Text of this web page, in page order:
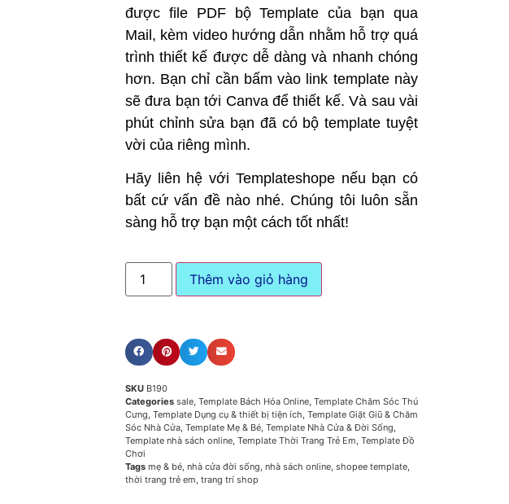
được file PDF bộ Template của bạn qua
Mail, kèm video hướng dẫn nhằm hỗ trợ quá
trình thiết kế được dễ dàng và nhanh chóng
hơn. Bạn chỉ cần bấm vào link template này
sẽ đưa bạn tới Canva để thiết kế. Và sau vài
phút chỉnh sửa bạn đã có bộ template tuyệt
vời của riêng mình.
Hãy liên hệ với Templateshope nếu bạn có
bất cứ vấn đề nào nhé. Chúng tôi luôn sẵn
sàng hỗ trợ bạn một cách tốt nhất!
Thêm vào giỏ hàng
SKU B190
Categories sale, Template Bách Hóa Online, Template Chăm Sóc Thú
Cưng, Template Dụng cụ & thiết bị tiện ích, Template Giặt Giũ & Chăm
Sóc Nhà Cửa, Template Mẹ & Bé, Template Nhà Cửa & Đời Sống,
Template nhà sách online, Template Thời Trang Trẻ Em, Template Đồ
Chơi
Tags mẹ & bé, nhà cửa đời sống, nhà sách online, shopee template,
thời trang trẻ em, trang trí shop